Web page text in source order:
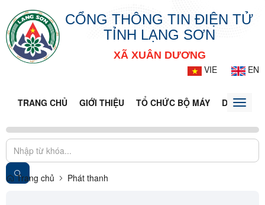
CỔNG THÔNG TIN ĐIỆN TỬ
TỈNH LẠNG SƠN
XÃ XUÂN DƯƠNG
VIE
EN
TRANG CHỦ GIỚI THIỆU TỔ CHỨC BỘ MÁY DOANH
Toggle
Trang chủ Phát thanh